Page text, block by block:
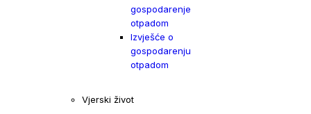
gospodarenje
otpadom
Izvješće o
gospodarenju
otpadom
Vjerski život